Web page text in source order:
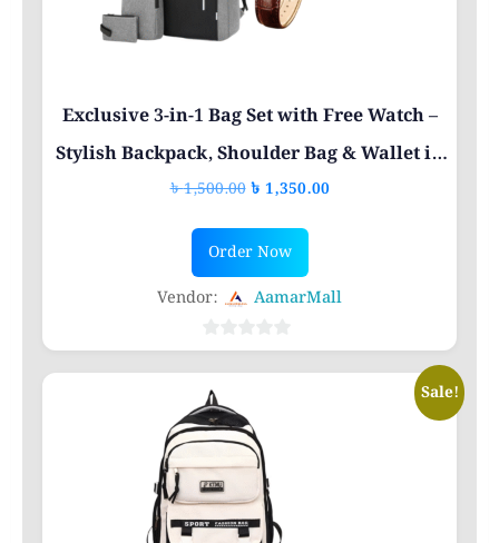
page
Exclusive 3-in-1 Bag Set with Free Watch –
Stylish Backpack, Shoulder Bag & Wallet in
Bangladesh
৳1,500.00 Original
was:
৳ 1,500.00.
৳ 1,350.00Current
Order Now
Vendor: AamarMall
0
out
of
5
Sale!